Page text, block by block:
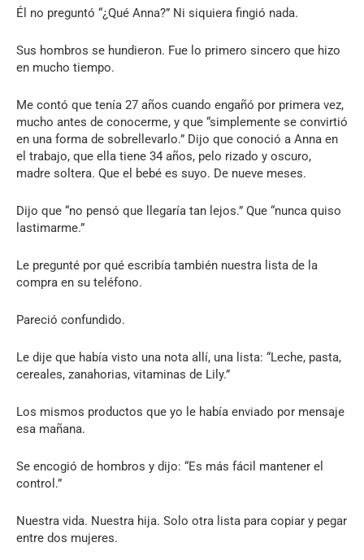
Él no preguntó “¿Qué Anna?” Ni siquiera fingió nada.
Sus hombros se hundieron. Fue lo primero sincero que hizo
en mucho tiempo.
Me contó que tenía 27 años cuando engañó por primera vez,
mucho antes de conocerme, y que “simplemente se convirtió
en una forma de sobrellevarlo.” Dijo que conoció a Anna en
el trabajo, que ella tiene 34 años, pelo rizado y oscuro,
madre soltera. Que el bebé es suyo. De nueve meses.
Dijo que “no pensó que llegaría tan lejos.” Que “nunca quiso
lastimarme.”
Le pregunté por qué escribía también nuestra lista de la
compra en su teléfono.
Pareció confundido.
Le dije que había visto una nota allí, una lista: “Leche, pasta,
cereales, zanahorias, vitaminas de Lily.”
Los mismos productos que yo le había enviado por mensaje
esa mañana.
Se encogió de hombros y dijo: “Es más fácil mantener el
control.”
Nuestra vida. Nuestra hija. Solo otra lista para copiar y pegar
entre dos mujeres.